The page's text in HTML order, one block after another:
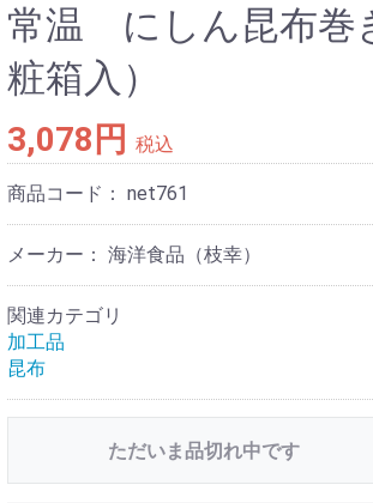
常温 にしん昆布巻
粧箱入）
3,078円 税込
商品コード：net761
メーカー： 海洋食品（枝幸）
関連カテゴリ
加工品
昆布
ただいま品切れ中です